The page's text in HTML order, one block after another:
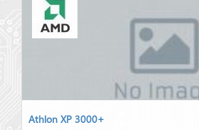
Athlon XP 3000+